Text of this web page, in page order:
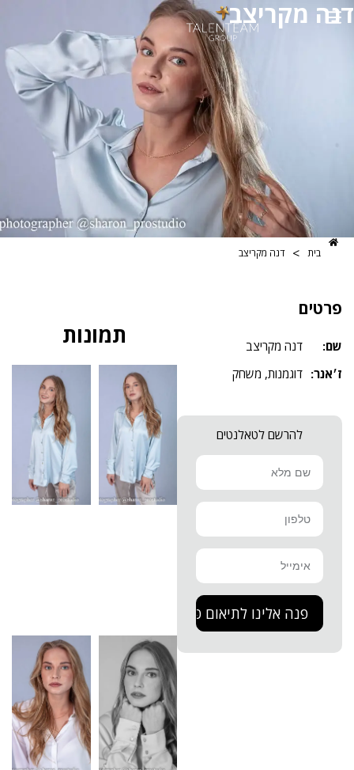
דנה מקריצב
דנה מקריצב
דוגמנות,משחק
להרשם לטאלנטים
תמונות